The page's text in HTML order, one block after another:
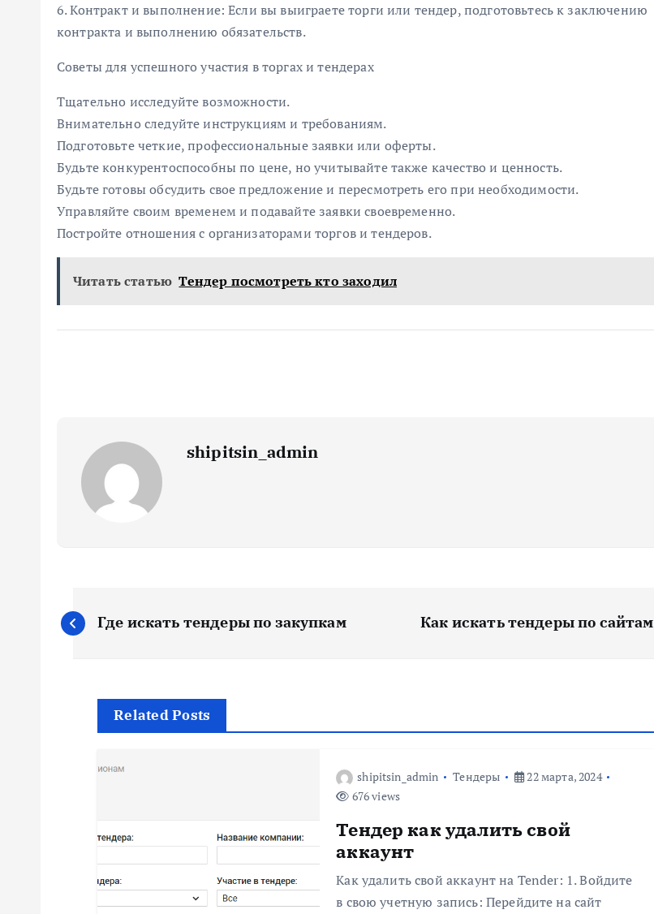
6. Контракт и выполнение: Если вы выиграете торги или тендер, подготовьтесь к заключению
контракта и выполнению обязательств.
Советы для успешного участия в торгах и тендерах
Тщательно исследуйте возможности.
Внимательно следуйте инструкциям и требованиям.
Подготовьте четкие, профессиональные заявки или оферты.
Будьте конкурентоспособны по цене, но учитывайте также качество и ценность.
Будьте готовы обсудить свое предложение и пересмотреть его при необходимости.
Управляйте своим временем и подавайте заявки своевременно.
Постройте отношения с организаторами торгов и тендеров.
Читать статью Тендер посмотреть кто заходил
shipitsin_admin
Н
Где искать тендеры по закупкам Как искать тендеры по сайтам
Related Posts
shipitsin_admin Тендеры
22 марта, 2024
676 views
Тендер как удалить свой
аккаунт
Как удалить свой аккаунт на Tender: 1. Войдите
в свою учетную запись: Перейдите на сайт